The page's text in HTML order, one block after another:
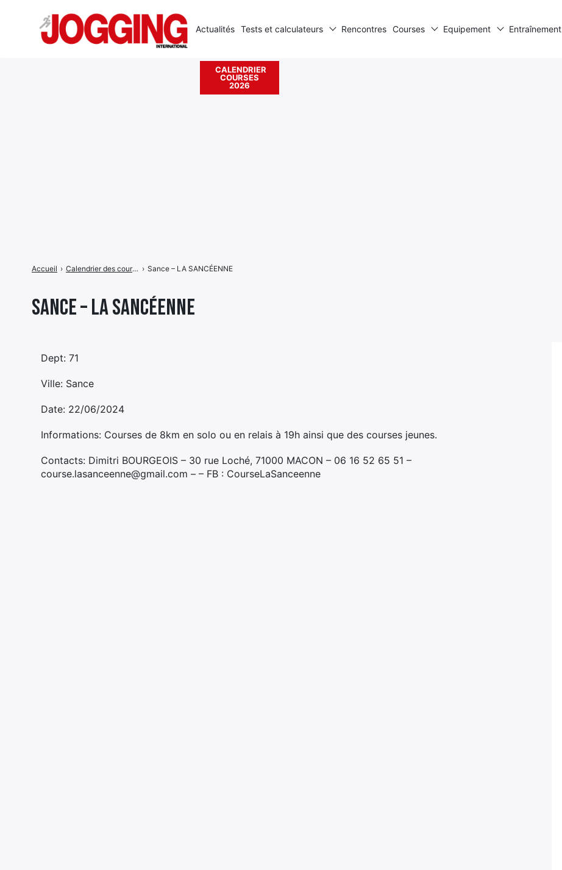
Sance – LA SANCÉENNE
Accueil › Calendrier des courses › Sance – LA SANCÉENNE
Dept: 71
Ville: Sance
Date: 22/06/2024
Informations: Courses de 8km en solo ou en relais à 19h ainsi que des courses jeunes.
Contacts: Dimitri BOURGEOIS – 30 rue Loché, 71000 MACON – 06 16 52 65 51 –
course.lasanceenne@gmail.com – – FB : CourseLaSanceenne
Actualités Tests et calculateurs Rencontres Courses Equipement Entraînement
CALENDRIER
COURSES
2026
Rechercher